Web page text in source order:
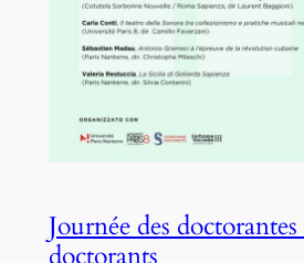
Journée des doctorantes